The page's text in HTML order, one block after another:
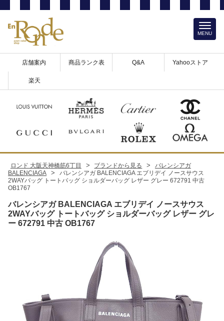
店舗案内 商品ランク表 Q&A Yahooストア
楽天
MENU
ロンド 大阪天神橋筋6丁目 > ブランドから見る >
バレンシアガ
BALENCIAGA
>
バレンシアガ BALENCIAGA エブリデイ ノースサウス
2WAYバッグ トートバッグ ショルダーバッグ レザー グレー 672791 中古
OB1767
バレンシアガ BALENCIAGA エブリデイ ノースサウス
2WAYバッグ トートバッグ ショルダーバッグ レザー グレ
ー 672791 中古 OB1767